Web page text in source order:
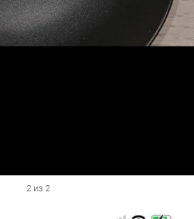
2 из 2